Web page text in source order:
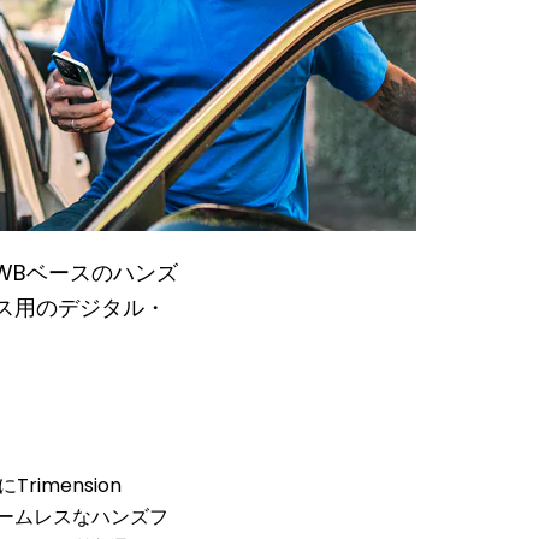
ベースのハンズ
のデジタル・
Trimension
ムレスなハンズフ